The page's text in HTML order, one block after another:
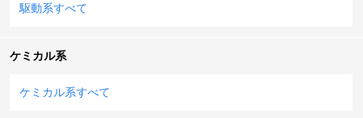
駆動系すべて
ケミカル系
ケミカル系すべて